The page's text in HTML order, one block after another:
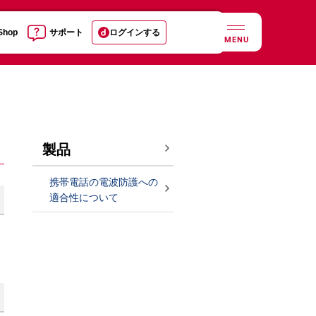
サポート ログインする
MENU
製品
携帯電話の電波防護への
適合性について